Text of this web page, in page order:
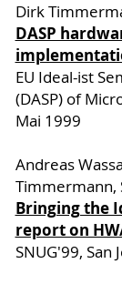
Dirk
DASP
EU Ideal-ist
(DASP) of
Mai 1999
Andreas
Timmermann,
Bringing the
report on
SNUG'99, San